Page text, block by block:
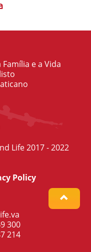
e a Vida
Life 2017 - 2022
Policy
300
214